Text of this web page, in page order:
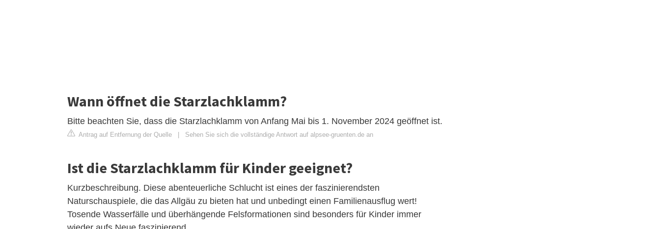
Wann öffnet die Starzlachklamm?
Bitte beachten Sie, dass die Starzlachklamm von Anfang Mai bis 1. November 2024 geöffnet ist.
Antrag auf Entfernung der Quelle Sehen Sie sich die vollständige Antwort auf alpsee-gruenten.de an
Ist die Starzlachklamm für Kinder geeignet?
Kurzbeschreibung. Diese abenteuerliche Schlucht ist eines der faszinierendsten
Naturschauspiele, die das Allgäu zu bieten hat und unbedingt einen Familienausflug wert!
Tosende Wasserfälle und überhängende Felsformationen sind besonders für Kinder immer